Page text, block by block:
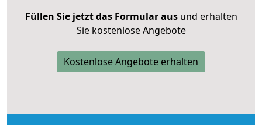
Füllen Sie jetzt das Formular ausund erhalten
Sie kostenlose Angebote
Kostenlose Angebote erhalten